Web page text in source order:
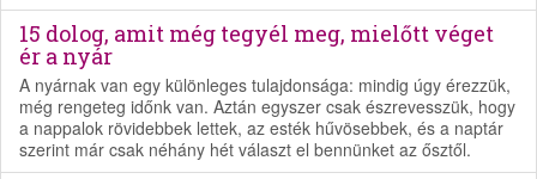
15 dolog, amit még tegyél meg, mielőtt véget
ér a nyár
A nyárnak van egy különleges tulajdonsága: mindig úgy érezzük,
még rengeteg időnk van. Aztán egyszer csak észrevesszük, hogy
a nappalok rövidebbek lettek, az esték hűvösebbek, és a naptár
szerint már csak néhány hét választ el bennünket az ősztől.